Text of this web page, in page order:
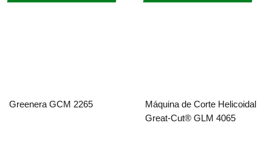
Greenera GCM 2265
Máquina de Corte Helicoidal
Great-Cut® GLM 4065